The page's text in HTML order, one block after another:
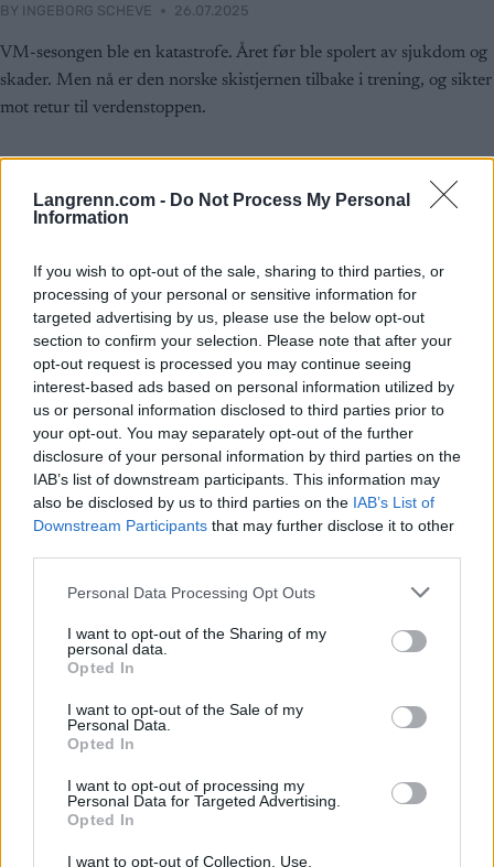
Langrenn.com - Do Not Process My Personal
Information
If you wish to opt-out of the sale, sharing to third parties, or
processing of your personal or sensitive information for
targeted advertising by us, please use the below opt-out
section to confirm your selection. Please note that after your
opt-out request is processed you may continue seeing
interest-based ads based on personal information utilized by
us or personal information disclosed to third parties prior to
your opt-out. You may separately opt-out of the further
disclosure of your personal information by third parties on the
IAB’s list of downstream participants. This information may
also be disclosed by us to third parties on the IAB’s List of
Downstream Participants that may further disclose it to other
Please note that this website/app uses one or more Google
not limited to your visit or usage behaviour. You may click to
grant or deny consent to Google and its third-party tags to
use your data for below specified purposes in below Google
consent section.
Personal Data Processing Opt Outs
I want to opt-out of the Sharing of my
personal data.
Opted In
I want to opt-out of the Sale of my
Personal Data.
Opted In
I want to opt-out of processing my
Personal Data for Targeted Advertising.
Opted In
I want to opt-out of Collection, Use,
BY INGEBORG SCHEVE 26.07.2025
VM-sesongen ble en katastrofe. Året før ble spolert av sjukdom og
skader. Men nå er den norske skistjernen tilbake i trening, og sikter
mot retur til verdenstoppen.
alene
INGEBORG SCHEVE
teamsjefen sjokk. Nå står laget uten trener – og sier de ikke trenger